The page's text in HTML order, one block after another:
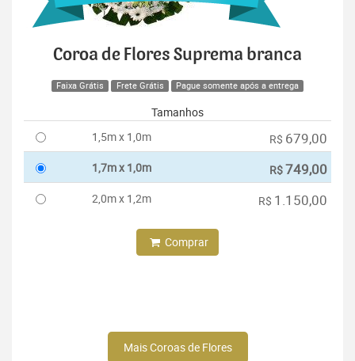
Coroa de Flores Suprema branca
Faixa Grátis Frete Grátis Pague somente após a entrega
Tamanhos
1,5m x 1,0m
R$ 679,00
1,7m x 1,0m R$749,00
2,0m x 1,2m R$ 1.150,00
Comprar
Mais Coroas de Flores